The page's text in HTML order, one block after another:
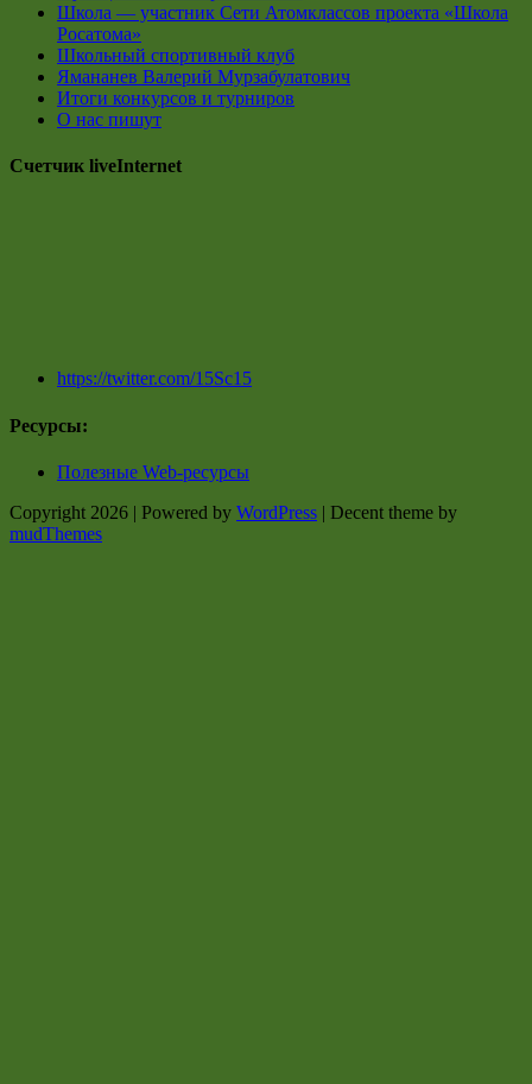
Школа — участник Сети Атомклассов проекта «Школа
Росатома»
Школьный спортивный клуб
Ямананев Валерий Мурзабулатович
Итоги конкурсов и турниров
О нас пишут
Счетчик liveInternet
https://twitter.com/15Sc15
Ресурсы:
Полезные Web-ресурсы
Copyright 2026 | Powered by WordPress | Decent theme by
mudThemes